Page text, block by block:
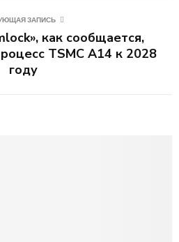
ЗАПИСЬ
как сообщается,
TSMC A14 к 2028
году